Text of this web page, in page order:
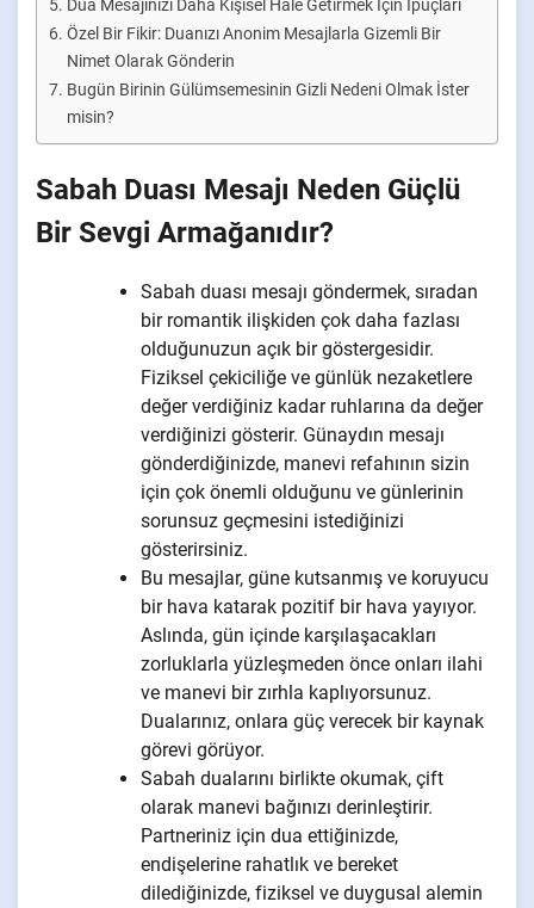
Dua Mesajınızı Daha Kişisel Hale Getirmek İçin İpuçları
Özel Bir Fikir: Duanızı Anonim Mesajlarla Gizemli Bir
Nimet Olarak Gönderin
Bugün Birinin Gülümsemesinin Gizli Nedeni Olmak İster
misin?
Sabah Duası Mesajı Neden Güçlü
Bir Sevgi Armağanıdır?
Sabah duası mesajı göndermek, sıradan
bir romantik ilişkiden çok daha fazlası
olduğunuzun açık bir göstergesidir.
Fiziksel çekiciliğe ve günlük nezaketlere
değer verdiğiniz kadar ruhlarına da değer
verdiğinizi gösterir. Günaydın mesajı
gönderdiğinizde, manevi refahının sizin
için çok önemli olduğunu ve günlerinin
sorunsuz geçmesini istediğinizi
gösterirsiniz.
Bu mesajlar, güne kutsanmış ve koruyucu
bir hava katarak pozitif bir hava yayıyor.
Aslında, gün içinde karşılaşacakları
zorluklarla yüzleşmeden önce onları ilahi
ve manevi bir zırhla kaplıyorsunuz.
Dualarınız, onlara güç verecek bir kaynak
görevi görüyor.
Sabah dualarını birlikte okumak, çift
olarak manevi bağınızı derinleştirir.
Partneriniz için dua ettiğinizde,
endişelerine rahatlık ve bereket
dilediğinizde, fiziksel ve duygusal alemin